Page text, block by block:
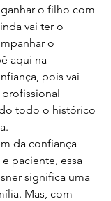
o filho com
vai ter o
o
aqui na
pois vai
todo o histórico
da confiança
paciente, essa
significa uma
Mas, com